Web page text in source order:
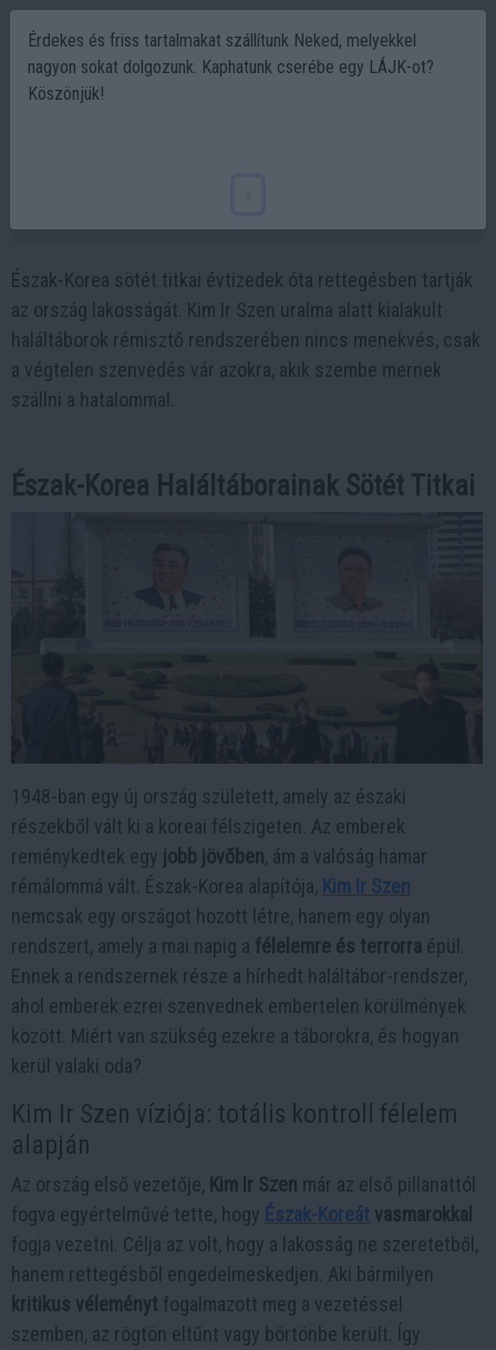
Észak-Korea sötét titkai évtizedek óta rettegésben tartják
az ország lakosságát. Kim Ir Szen uralma alatt kialakult
haláltáborok rémisztő rendszerében nincs menekvés, csak
a végtelen szenvedés vár azokra, akik szembe mernek
szállni a hatalommal.
Észak-Korea Haláltáborainak Sötét Titkai
1948-ban egy új ország született, amely az északi
részekből vált ki a koreai félszigeten. Az emberek
reménykedtek egy jobb jövőben, ám a valóság hamar
rémálommá vált. Észak-Korea alapítója, Kim Ir Szen
nemcsak egy országot hozott létre, hanem egy olyan
rendszert, amely a mai napig a félelemre és terrorra épül.
Ennek a rendszernek része a hírhedt haláltábor-rendszer,
ahol emberek ezrei szenvednek embertelen körülmények
között. Miért van szükség ezekre a táborokra, és hogyan
kerül valaki oda?
Kim Ir Szen víziója: totális kontroll félelem
alapján
Az ország első vezetője, Kim Ir Szen már az első pillanattól
fogva egyértelművé tette, hogy Észak-Koreát vasmarokkal
fogja vezetni. Célja az volt, hogy a lakosság ne szeretetből,
hanem rettegésből engedelmeskedjen. Aki bármilyen
kritikus véleményt fogalmazott meg a vezetéssel
szemben, az rögtön eltűnt vagy börtönbe került. Így
Érdekes és friss tartalmakat szállítunk Neked, melyekkel
nagyon sokat dolgozunk. Kaphatunk cserébe egy LÁJK-ot?
Köszönjük!